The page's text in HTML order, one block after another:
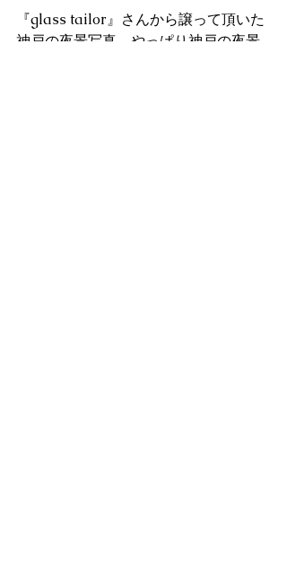
『glass tailor』さんから譲って頂いた
神戸の夜景写真。やっぱり神戸の夜景